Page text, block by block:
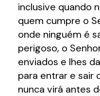
inclusive quando
quem cumpre o
onde ninguém é
perigoso, o
enviados e lhes
para entrar e sair
nunca virá antes